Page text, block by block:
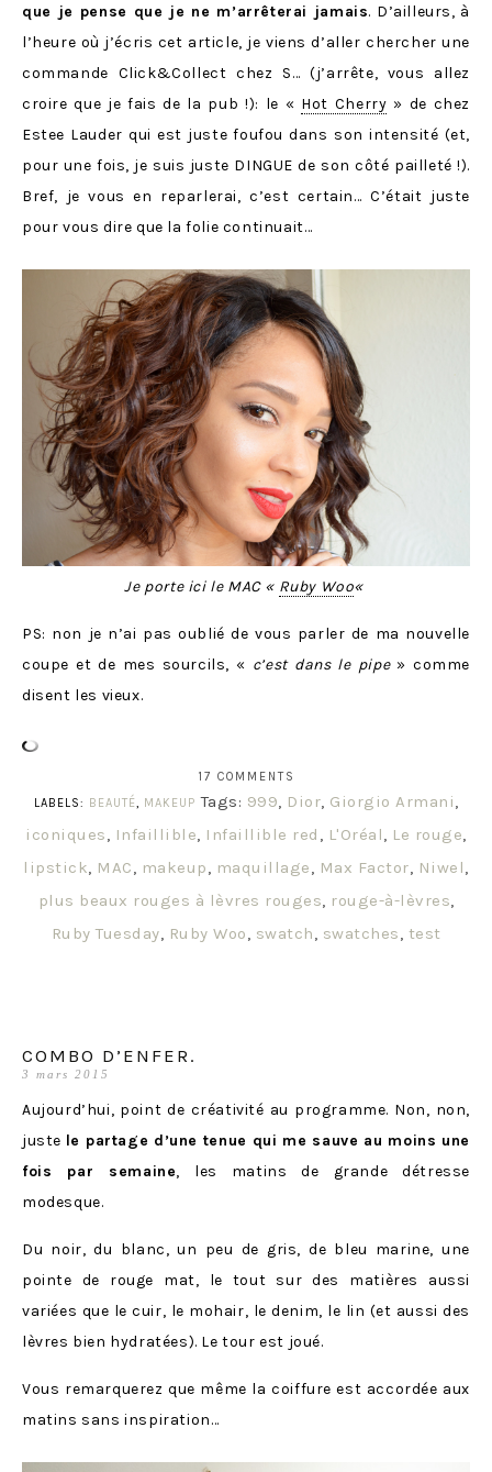
que je pense que je ne m’arrêterai jamais. D’ailleurs, à
l’heure où j’écris cet article, je viens d’aller chercher une
commande Click&Collect chez S… (j’arrête, vous allez
croire que je fais de la pub !): le « Hot Cherry » de chez
Estee Lauder qui est juste foufou dans son intensité (et,
pour une fois, je suis juste DINGUE de son côté pailleté !).
Bref, je vous en reparlerai, c’est certain… C’était juste
pour vous dire que la folie continuait…
Je porte ici le MAC « Ruby Woo«
PS: non je n’ai pas oublié de vous parler de ma nouvelle
coupe et de mes sourcils, « c’est dans le pipe» comme
disent les vieux.
17 COMMENTS
LABELS: BEAUTÉ, MAKEUP Tags: 999, Dior, Giorgio Armani,
iconiques, Infaillible, Infaillible red , L'Oréal, Le rouge,
lipstick, MAC, makeup, maquillage, Max Factor, Niwel,
plus beaux rouges à lèvres rouges, rouge-à-lèvres,
Ruby Tuesday, Ruby Woo, swatch, swatches, test
COMBO D’ENFER.
3 mars 2015
Aujourd’hui, point de créativité au programme. Non, non,
juste le partage d’une tenue qui me sauve au moins une
fois par semaine, les matins de grande détresse
modesque.
Du noir, du blanc, un peu de gris, de bleu marine, une
pointe de rouge mat, le tout sur des matières aussi
variées que le cuir, le mohair, le denim, le lin (et aussi des
lèvres bien hydratées). Le tour est joué.
Vous remarquerez que même la coiffure est accordée aux
matins sans inspiration…